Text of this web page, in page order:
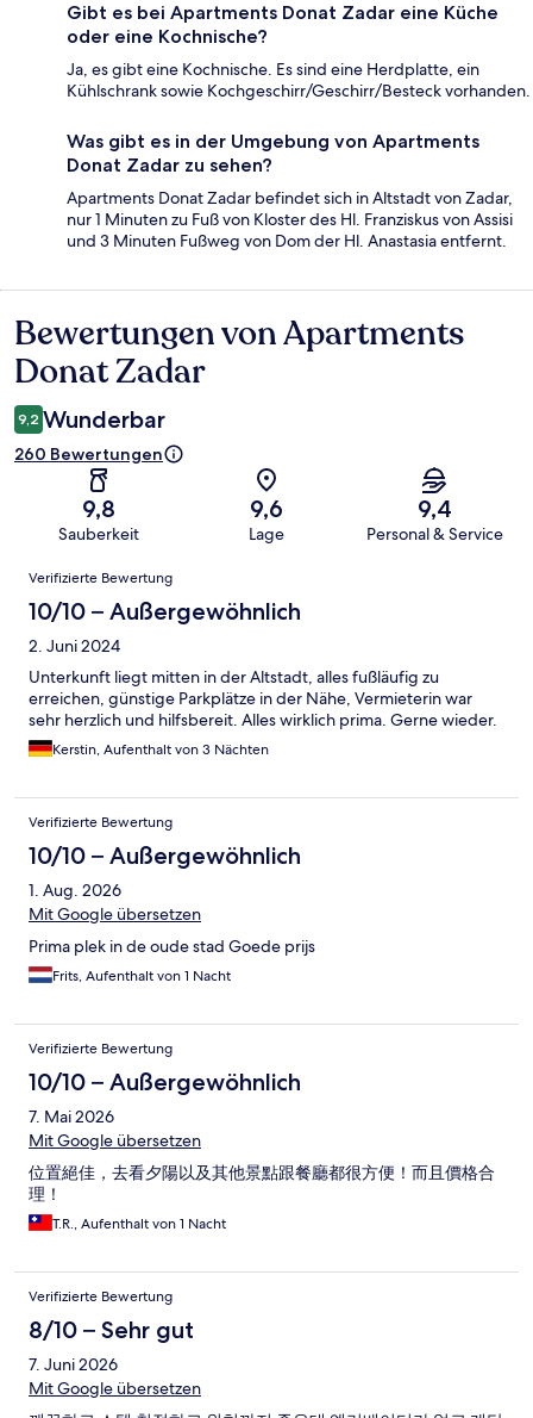
Gibt es bei Apartments Donat Zadar eine Küche
oder eine Kochnische?
Ja, es gibt eine Kochnische. Es sind eine Herdplatte, ein
Kühlschrank sowie Kochgeschirr/Geschirr/Besteck vorhanden.
Was gibt es in der Umgebung von Apartments
Donat Zadar zu sehen?
Apartments Donat Zadar befindet sich in Altstadt von Zadar,
nur 1 Minuten zu Fuß von Kloster des Hl. Franziskus von Assisi
und 3 Minuten Fußweg von Dom der Hl. Anastasia entfernt.
Bewertungen
Bewertungen von Apartments
Donat Zadar
9,2 Wunderbar
260 Bewertungen
9,8
Sauberkeit
9,6
Lage
9,4
Personal & Service
Bewertungen
Verifizierte Bewertung
10/10 – Außergewöhnlich
2. Juni 2024
Unterkunft liegt mitten in der Altstadt, alles fußläufig zu
erreichen, günstige Parkplätze in der Nähe, Vermieterin war
sehr herzlich und hilfsbereit. Alles wirklich prima. Gerne wieder.
Kerstin, Aufenthalt von 3 Nächten
Verifizierte Bewertung
10/10 – Außergewöhnlich
1. Aug. 2026
Mit Google übersetzen
Prima plek in de oude stad Goede prijs
Frits, Aufenthalt von 1 Nacht
Verifizierte Bewertung
10/10 – Außergewöhnlich
7. Mai 2026
Mit Google übersetzen
位置絕佳，去看夕陽以及其他景點跟餐廳都很方便！而且價格合
理！
T.R., Aufenthalt von 1 Nacht
Verifizierte Bewertung
8/10 – Sehr gut
7. Juni 2026
Mit Google übersetzen